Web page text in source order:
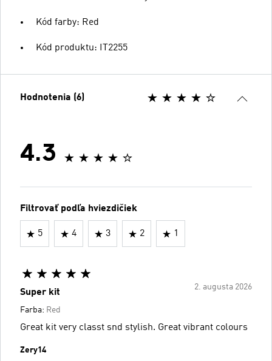
Kód farby: Red
Kód produktu: IT2255
Hodnotenia (6)
4.3
Filtrovať podľa hviezdičiek
5 4 3 2 1
2. augusta 2026
Super kit
Farba: Red
Great kit very classt snd stylish. Great vibrant colours
Zery14